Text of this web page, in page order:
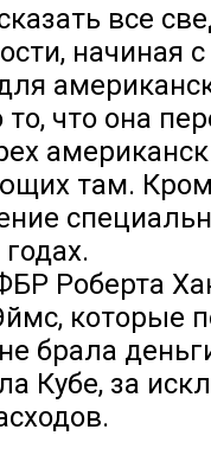
все
начиная
что она
там.
Роберта
которые
брала
Кубе, за